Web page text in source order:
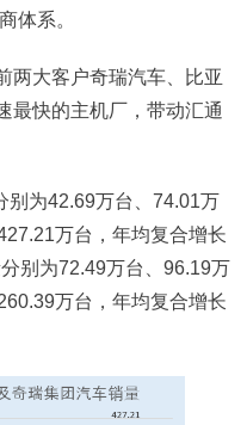
体系。
两大客户奇瑞汽车、比亚
最快的主机厂，带动汇通
别为42.69万台、74.01万
万台，年均复合增长
别为72.49万台、96.19万
万台，年均复合增长